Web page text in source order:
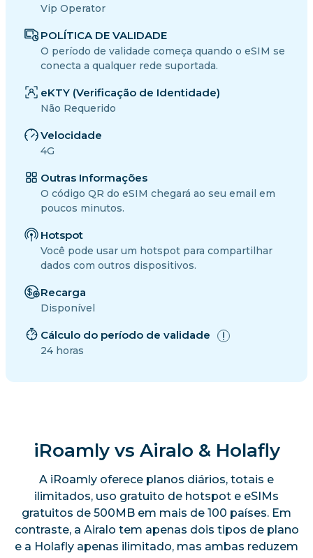
Vip Operator
POLÍTICA DE VALIDADE
O período de validade começa quando o eSIM se
conecta a qualquer rede suportada.
eKTY (Verificação de Identidade)
Não Requerido
Velocidade
4G
Outras Informações
O código QR do eSIM chegará ao seu email em
poucos minutos.
Hotspot
Você pode usar um hotspot para compartilhar
dados com outros dispositivos.
Recarga
Disponível
Cálculo do período de validade
24 horas
iRoamly vs Airalo & Holafly
A iRoamly oferece planos diários, totais e
ilimitados, uso gratuito de hotspot e eSIMs
gratuitos de 500MB em mais de 100 países. Em
contraste, a Airalo tem apenas dois tipos de plano
e a Holafly apenas ilimitado, mas ambas reduzem